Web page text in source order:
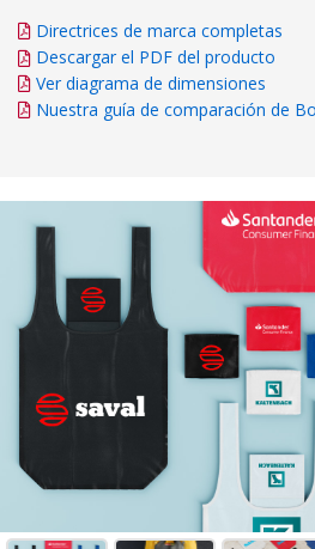
Directrices de marca completas
Descargar el PDF del producto
Ver diagrama de dimensiones
Nuestra guía de comparación de